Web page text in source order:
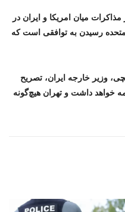
میان امریکا و ایران در
متحده رسیدن به توافقی است که
وزیر خارجه ایران، تصریح
خواهد داشت و تهران هیچ‌گونه